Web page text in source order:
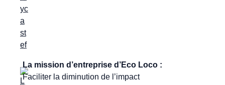
La mission d’entreprise d’Eco Loco :
Faciliter la diminution de l’impact